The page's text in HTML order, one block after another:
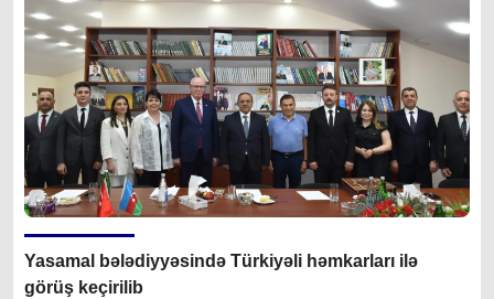
Yasamal bələdiyyəsində Türkiyəli həmkarları ilə
görüş keçirilib